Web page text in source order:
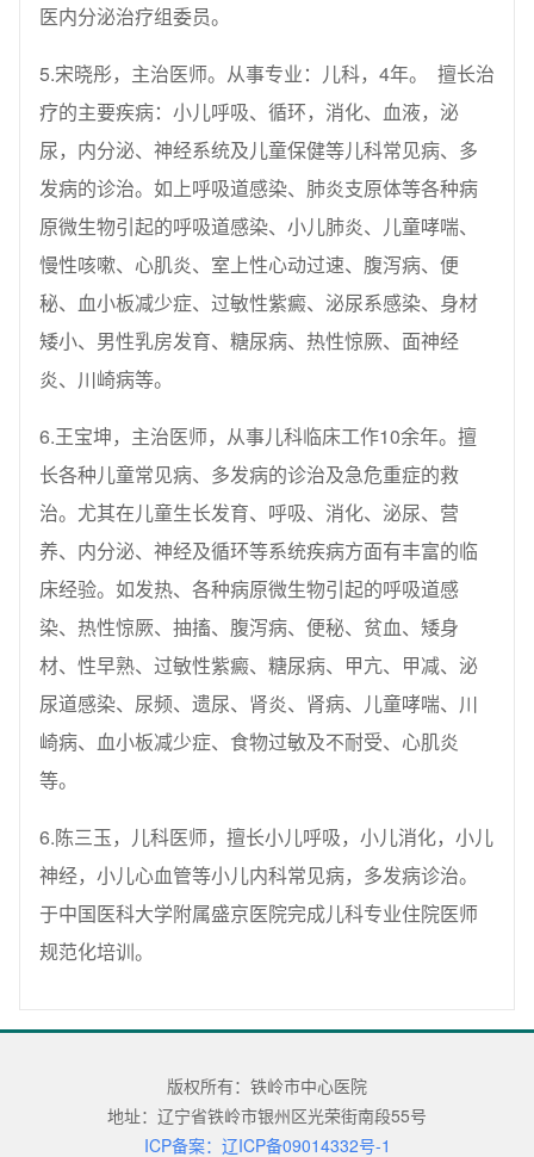
医内分泌治疗组委员。
5.宋晓彤，主治医师。从事专业：儿科，4年。 擅长治
疗的主要疾病：小儿呼吸、循环，消化、血液，泌
尿，内分泌、神经系统及儿童保健等儿科常见病、多
发病的诊治。如上呼吸道感染、肺炎支原体等各种病
原微生物引起的呼吸道感染、小儿肺炎、儿童哮喘、
慢性咳嗽、心肌炎、室上性心动过速、腹泻病、便
秘、血小板减少症、过敏性紫癜、泌尿系感染、身材
矮小、男性乳房发育、糖尿病、热性惊厥、面神经
炎、川崎病等。
6.王宝坤，主治医师，从事儿科临床工作10余年。擅
长各种儿童常见病、多发病的诊治及急危重症的救
治。尤其在儿童生长发育、呼吸、消化、泌尿、营
养、内分泌、神经及循环等系统疾病方面有丰富的临
床经验。如发热、各种病原微生物引起的呼吸道感
染、热性惊厥、抽搐、腹泻病、便秘、贫血、矮身
材、性早熟、过敏性紫癜、糖尿病、甲亢、甲减、泌
尿道感染、尿频、遗尿、肾炎、肾病、儿童哮喘、川
崎病、血小板减少症、食物过敏及不耐受、心肌炎
等。
6.陈三玉，儿科医师，擅长小儿呼吸，小儿消化，小儿
神经，小儿心血管等小儿内科常见病，多发病诊治。
于中国医科大学附属盛京医院完成儿科专业住院医师
规范化培训。
版权所有：铁岭市中心医院
地址：辽宁省铁岭市银州区光荣街南段55号
ICP备案：辽ICP备09014332号-1